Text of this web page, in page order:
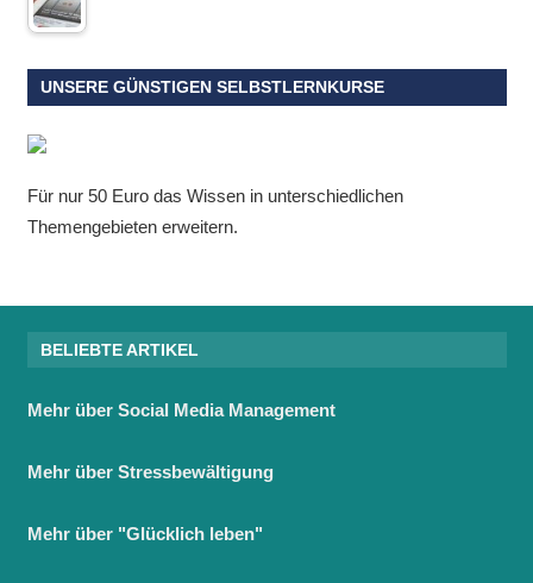
UNSERE GÜNSTIGEN SELBSTLERNKURSE
Für nur 50 Euro das Wissen in unterschiedlichen
Themengebieten erweitern.
BELIEBTE ARTIKEL
Mehr über Social Media Management
Mehr über Stressbewältigung
Mehr über "Glücklich leben"